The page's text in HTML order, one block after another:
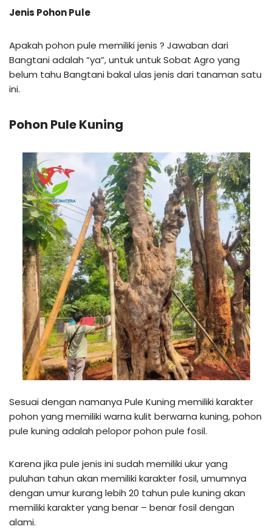
Jenis Pohon Pule
Apakah pohon pule memiliki jenis ? Jawaban dari
Bangtani adalah “ya”, untuk untuk Sobat Agro yang
belum tahu Bangtani bakal ulas jenis dari tanaman satu
ini.
Pohon Pule Kuning
Sesuai dengan namanya Pule Kuning memiliki karakter
pohon yang memiliki warna kulit berwarna kuning, pohon
pule kuning adalah pelopor pohon pule fosil.
Karena jika pule jenis ini sudah memiliki ukur yang
puluhan tahun akan memiliki karakter fosil, umumnya
dengan umur kurang lebih 20 tahun pule kuning akan
memiliki karakter yang benar – benar fosil dengan
alami.